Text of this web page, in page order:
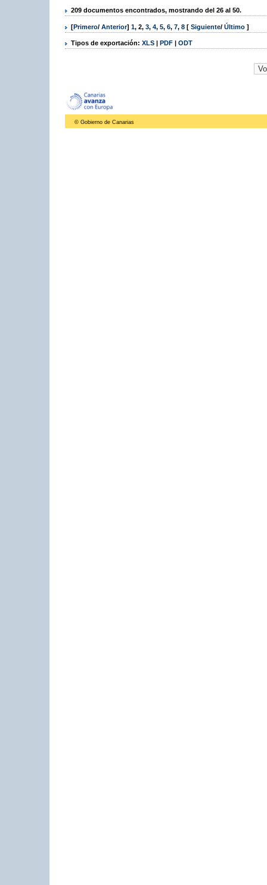
209 documentos encontrados, mostrando del 26 al 50.
[Primero/ Anterior] 1, 2, 3, 4, 5, 6, 7, 8 [ Siguiente/ Último ]
Tipos de exportación: XLS | PDF | ODT
© Gobierno de Canarias